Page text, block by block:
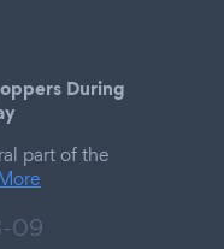
During
part of the
09